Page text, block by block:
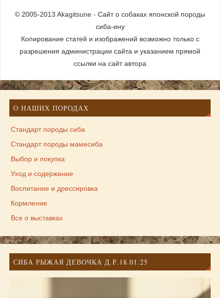
© 2005-2013 Akagitsune - Сайт о собаках японской породы
сиба-ину
Копирование статей и изображений возможно только с
разрешения администрации сайта и указанием прямой
ссылки на сайт автора
О НАШИХ ПОРОДАХ
Стандарт породы сиба
Стандарт породы мамесиба
Выбор и покупка
Уход и содержание
Воспитание и дрессировка
Кормление
Все о выставках
СИБА РЫЖАЯ ДЕВОЧКА Д.Р.18.01.25